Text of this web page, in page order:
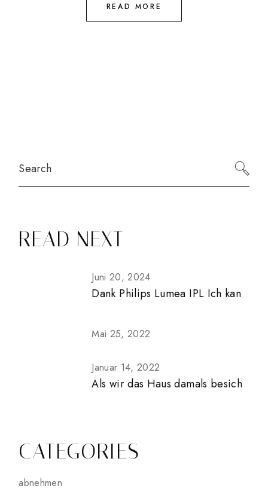
READ MORE
READ NEXT
Juni 20, 2024
Dank Philips Lumea IPL Ich kan
Mai 25, 2022
Januar 14, 2022
Als wir das Haus damals besich
CATEGORIES
abnehmen